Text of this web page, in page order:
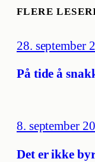
FLERE
28. september
På tide å
8. september
Det er ikke